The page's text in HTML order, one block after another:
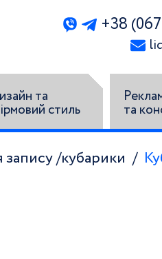
+38
та
стиль
та
запису /кубарики